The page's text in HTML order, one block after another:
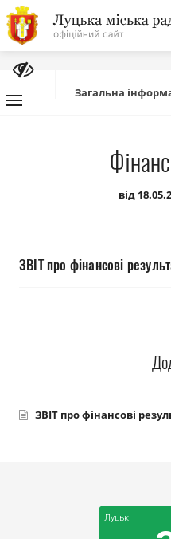
На
головну
Навігація
сайту
Загальна
від
ЗВІТ про фінансові
ЗВІТ про фінансові